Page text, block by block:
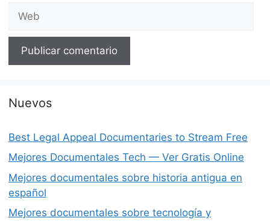
Nuevos
Best Legal Appeal Documentaries to Stream Free
Mejores Documentales Tech — Ver Gratis Online
Mejores documentales sobre historia antigua en
español
Mejores documentales sobre tecnología y